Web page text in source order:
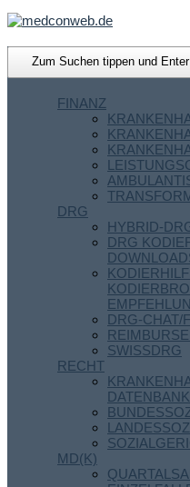
FINANZ
DRG
HYBRID-
DRG
DRG-CHAT/
SWISSDRG
RECHT
DATENBANK
MD(K)